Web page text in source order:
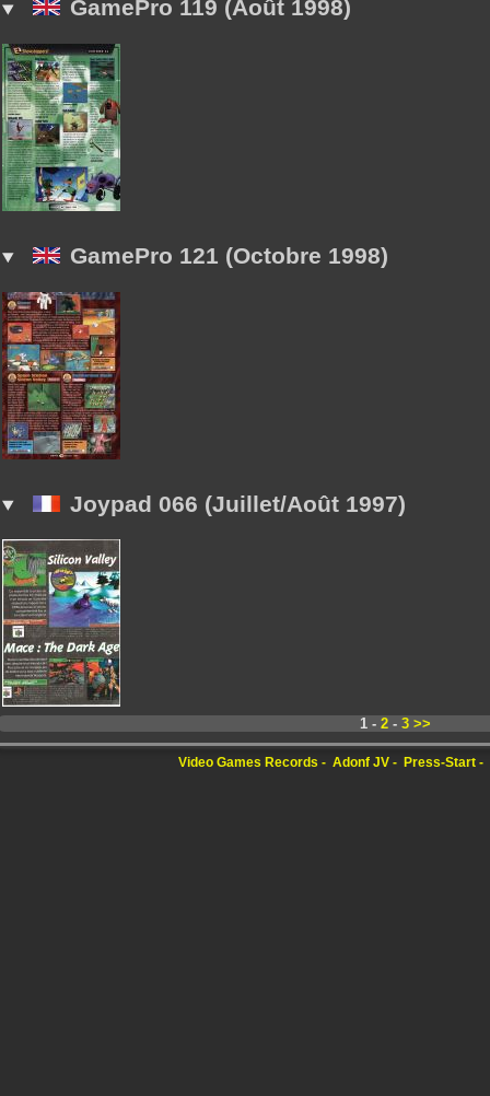
GamePro 119 (Août 1998)
GamePro 121 (Octobre 1998)
Joypad 066 (Juillet/Août 1997)
1 - 2 - 3 >>
Video Games Records Adonf JV Press-Start